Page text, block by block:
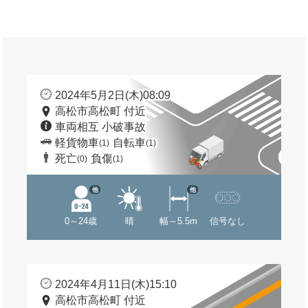
2024年5月2日(木)08:09
高松市高松町 付近
車両相互 小破事故
軽貨物車(1) 自転車(1)
死亡(0) 負傷(1)
0～24歳
他
晴 幅～5.5m
他
信号なし
2024年4月11日(木)15:10
高松市高松町 付近